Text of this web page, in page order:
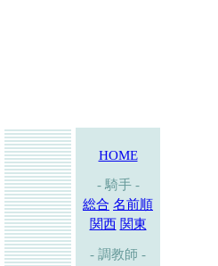
HOME
- 騎手 -
総合 名前順
関西 関東
- 調教師 -